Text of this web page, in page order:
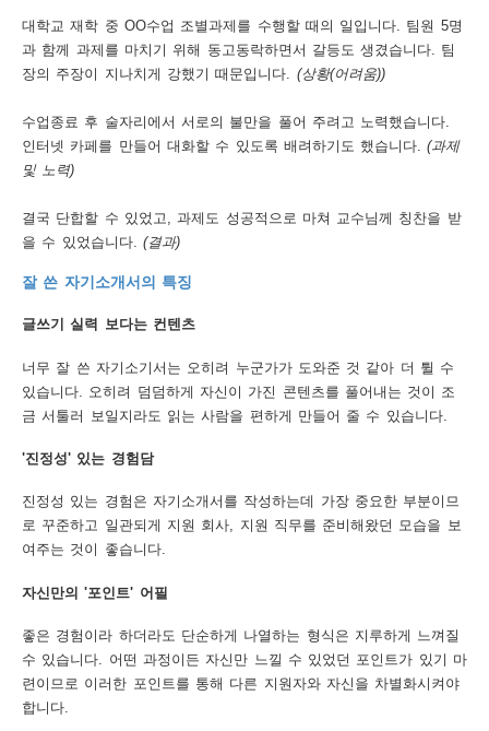
대학교 재학 중 OO수업 조별과제를 수행할 때의 일입니다. 팀원 5명
과 함께 과제를 마치기 위해 동고동락하면서 갈등도 생겼습니다. 팀
장의 주장이 지나치게 강했기 때문입니다. (상황(어려움))
수업종료 후 술자리에서 서로의 불만을 풀어 주려고 노력했습니다.
인터넷 카페를 만들어 대화할 수 있도록 배려하기도 했습니다.(과제
및 노력)
결국 단합할 수 있었고, 과제도 성공적으로 마쳐 교수님께 칭찬을 받
을 수 있었습니다. (결과)
잘 쓴 자기소개서의 특징
글쓰기 실력 보다는 컨텐츠
너무 잘 쓴 자기소기서는 오히려 누군가가 도와준 것 같아 더 튈 수
있습니다. 오히려 덤덤하게 자신이 가진 콘텐츠를 풀어내는 것이 조
금 서툴러 보일지라도 읽는 사람을 편하게 만들어 줄 수 있습니다.
'진정성' 있는 경험담
진정성 있는 경험은 자기소개서를 작성하는데 가장 중요한 부분이므
로 꾸준하고 일관되게 지원 회사, 지원 직무를 준비해왔던 모습을 보
여주는 것이 좋습니다.
자신만의 '포인트' 어필
좋은 경험이라 하더라도 단순하게 나열하는 형식은 지루하게 느껴질
수 있습니다. 어떤 과정이든 자신만 느낄 수 있었던 포인트가 있기 마
련이므로 이러한 포인트를 통해 다른 지원자와 자신을 차별화시켜야
합니다.